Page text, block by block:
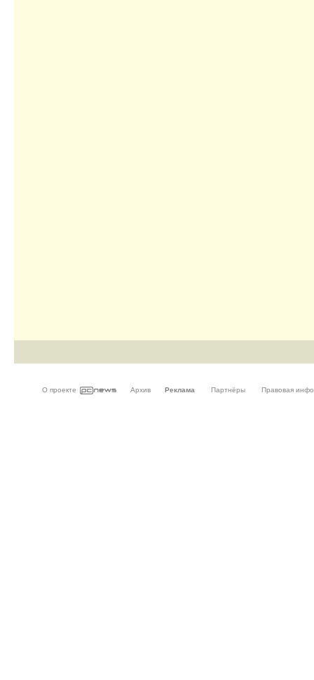
О проекте Архив Реклама Партнёры Правовая